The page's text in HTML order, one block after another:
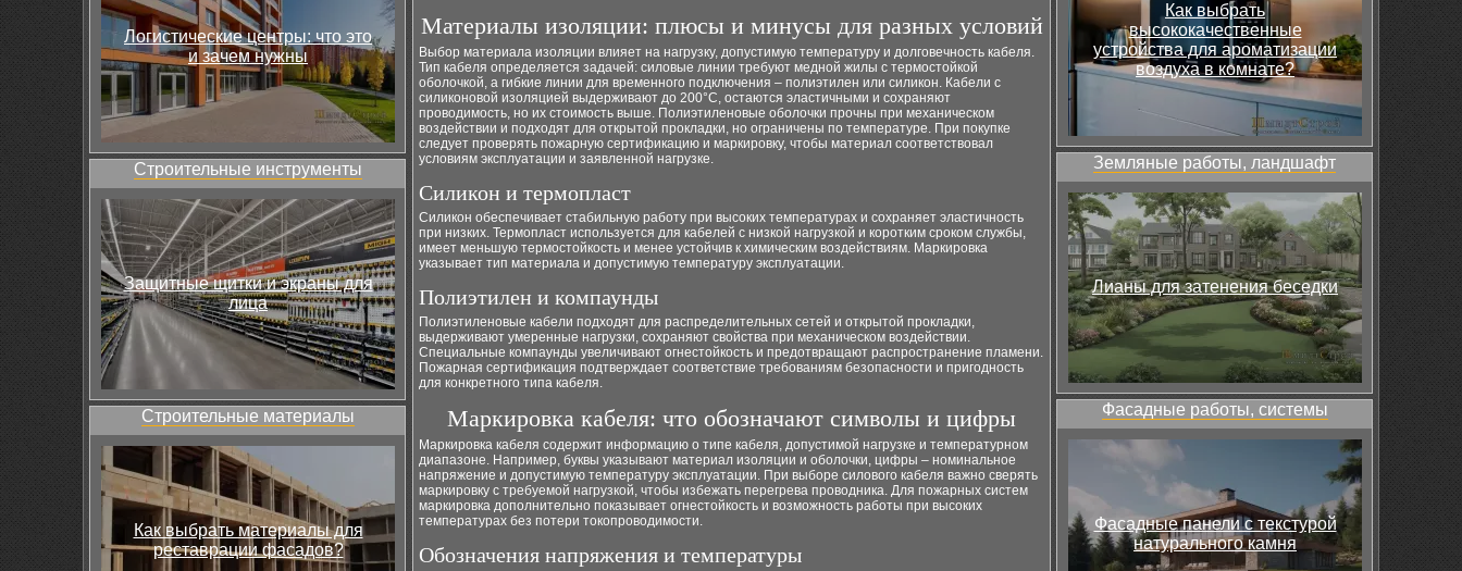
Логистические центры: что это
и зачем нужны
Строительные инструменты
Защитные щитки и экраны для
лица
Строительные материалы
Как выбрать материалы для
реставрации фасадов?
Материалы изоляции: плюсы и минусы для разных условий
Выбор материала изоляции влияет на нагрузку, допустимую температуру и долговечность кабеля.
Тип кабеля определяется задачей: силовые линии требуют медной жилы с термостойкой
оболочкой, а гибкие линии для временного подключения – полиэтилен или силикон. Кабели с
силиконовой изоляцией выдерживают до 200°C, остаются эластичными и сохраняют
проводимость, но их стоимость выше. Полиэтиленовые оболочки прочны при механическом
воздействии и подходят для открытой прокладки, но ограничены по температуре. При покупке
следует проверять пожарную сертификацию и маркировку, чтобы материал соответствовал
условиям эксплуатации и заявленной нагрузке.
Силикон и термопласт
Силикон обеспечивает стабильную работу при высоких температурах и сохраняет эластичность
при низких. Термопласт используется для кабелей с низкой нагрузкой и коротким сроком службы,
имеет меньшую термостойкость и менее устойчив к химическим воздействиям. Маркировка
указывает тип материала и допустимую температуру эксплуатации.
Полиэтилен и компаунды
Полиэтиленовые кабели подходят для распределительных сетей и открытой прокладки,
выдерживают умеренные нагрузки, сохраняют свойства при механическом воздействии.
Специальные компаунды увеличивают огнестойкость и предотвращают распространение пламени.
Пожарная сертификация подтверждает соответствие требованиям безопасности и пригодность
для конкретного типа кабеля.
Маркировка кабеля: что обозначают символы и цифры
Маркировка кабеля содержит информацию о типе кабеля, допустимой нагрузке и температурном
диапазоне. Например, буквы указывают материал изоляции и оболочки, цифры – номинальное
напряжение и допустимую температуру эксплуатации. При выборе силового кабеля важно сверять
маркировку с требуемой нагрузкой, чтобы избежать перегрева проводника. Для пожарных систем
маркировка дополнительно показывает огнестойкость и возможность работы при высоких
температурах без потери токопроводимости.
Обозначения напряжения и температуры
Как выбрать
высококачественные
устройства для ароматизации
воздуха в комнате?
Земляные работы, ландшафт
Лианы для затенения беседки
Фасадные работы, системы
Фасадные панели с текстурой
натурального камня